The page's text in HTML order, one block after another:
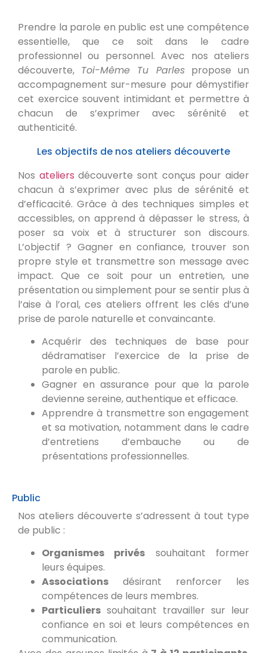
Prendre la parole en public est une compétence
essentielle, que ce soit dans le cadre
professionnel ou personnel. Avec nos ateliers
découverte, Toi-Même Tu Parlespropose un
accompagnement sur-mesure pour démystifier
cet exercice souvent intimidant et permettre à
chacun de s’exprimer avec sérénité et
authenticité.
Les objectifs de nos ateliers découverte
Nos ateliers découverte sont conçus pour aider
chacun à s’exprimer avec plus de sérénité et
d’efficacité. Grâce à des techniques simples et
accessibles, on apprend à dépasser le stress, à
poser sa voix et à structurer son discours.
L’objectif ? Gagner en confiance, trouver son
propre style et transmettre son message avec
impact. Que ce soit pour un entretien, une
présentation ou simplement pour se sentir plus à
l’aise à l’oral, ces ateliers offrent les clés d’une
prise de parole naturelle et convaincante.
Acquérir des techniques de base pour
dédramatiser l’exercice de la prise de
parole en public.
Gagner en assurance pour que la parole
devienne sereine, authentique et efficace.
Apprendre à transmettre son engagement
et sa motivation, notamment dans le cadre
d’entretiens d’embauche ou de
présentations professionnelles.
Public
Nos ateliers découverte s’adressent à tout type
de public :
Organismes privés souhaitant former
leurs équipes.
Associations désirant renforcer les
compétences de leurs membres.
Particuliers souhaitant travailler sur leur
confiance en soi et leurs compétences en
communication.